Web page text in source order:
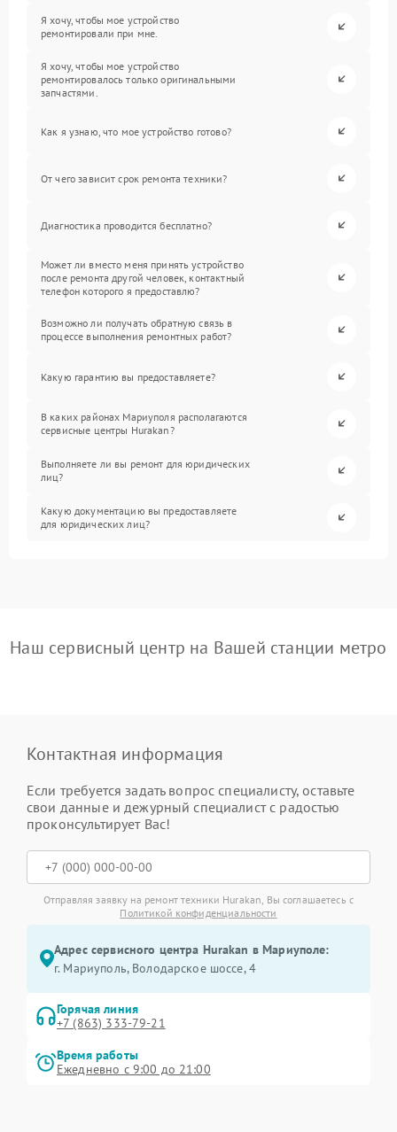
Я хочу, чтобы мое устройство
ремонтировали при мне.
Я хочу, чтобы мое устройство
ремонтировалось только оригинальными
запчастями.
Как я узнаю, что мое устройство готово?
От чего зависит срок ремонта техники?
Диагностика проводится бесплатно?
Может ли вместо меня принять устройство
после ремонта другой человек, контактный
телефон которого я предоставлю?
Возможно ли получать обратную связь в
процессе выполнения ремонтных работ?
Какую гарантию вы предоставляете?
В каких районах Мариуполя располагаются
сервисные центры Hurakan?
Выполняете ли вы ремонт для юридических
лиц?
Какую документацию вы предоставляете
для юридических лиц?
Наш сервисный центр на Вашей станции метро
Контактная информация
Если требуется задать вопрос специалисту, оставьте
свои данные и дежурный специалист с радостью
проконсультирует Вас!
Отправляя заявку на ремонт техники Hurakan, Вы соглашаетесь с
Политикой конфиденциальности
Адрес сервисного центра Hurakan в Мариуполе:
г. Мариуполь, Володарское шоссе, 4
Горячая линия
+7 (863) 333-79-21
Время работы
Ежедневно с 9:00 до 21:00